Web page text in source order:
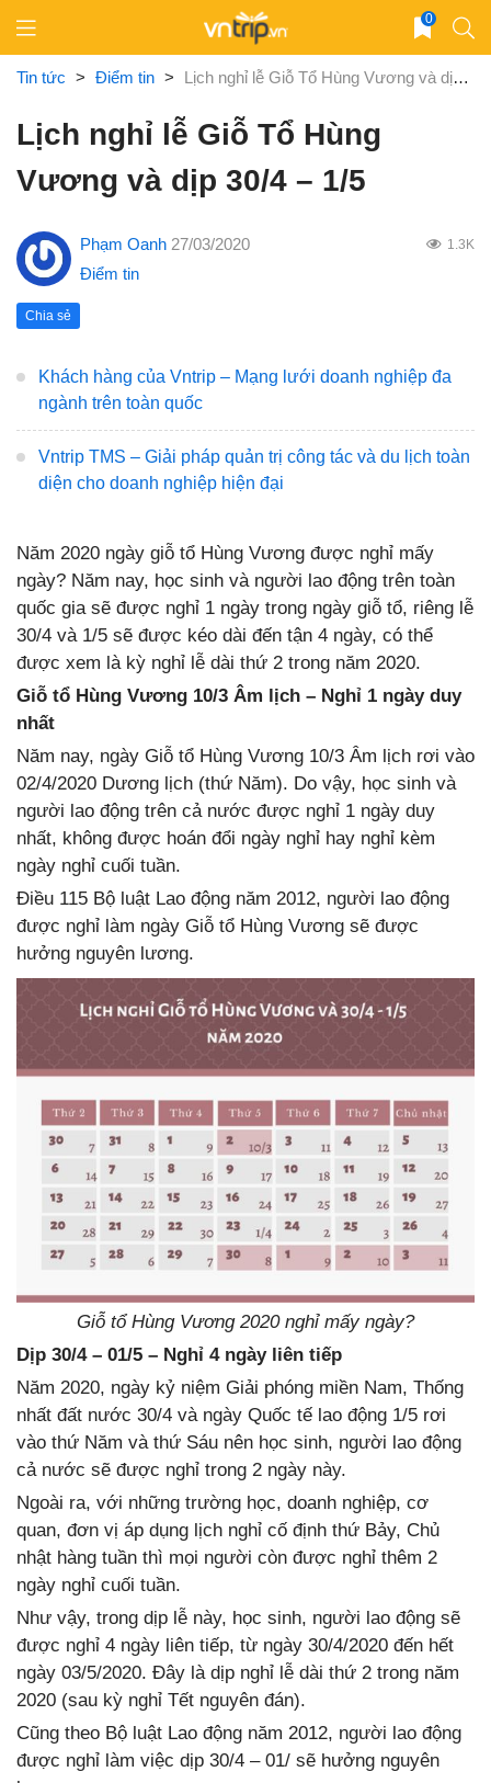
content
0
Tin tức > Điểm tin > Lịch nghỉ lễ Giỗ Tổ Hùng Vương và dịp 30/4 – 1/5
Lịch nghỉ lễ Giỗ Tổ Hùng
Vương và dịp 30/4 – 1/5
Phạm Oanh 27/03/2020 1.3K
Điểm tin
Chia sẻ
Khách hàng của Vntrip – Mạng lưới doanh nghiệp đa
ngành trên toàn quốc
Vntrip TMS – Giải pháp quản trị công tác và du lịch toàn
diện cho doanh nghiệp hiện đại
Năm 2020 ngày giỗ tổ Hùng Vương được nghỉ mấy
ngày? Năm nay, học sinh và người lao động trên toàn
quốc gia sẽ được nghỉ 1 ngày trong ngày giỗ tổ, riêng lễ
30/4 và 1/5 sẽ được kéo dài đến tận 4 ngày, có thể
được xem là kỳ nghỉ lễ dài thứ 2 trong năm 2020.
Giỗ tổ Hùng Vương 10/3 Âm lịch – Nghỉ 1 ngày duy
nhất
Năm nay, ngày Giỗ tổ Hùng Vương 10/3 Âm lịch rơi vào
02/4/2020 Dương lịch (thứ Năm). Do vậy, học sinh và
người lao động trên cả nước được nghỉ 1 ngày duy
nhất, không được hoán đổi ngày nghỉ hay nghỉ kèm
ngày nghỉ cuối tuần.
Điều 115 Bộ luật Lao động năm 2012, người lao động
được nghỉ làm ngày Giỗ tổ Hùng Vương sẽ được
hưởng nguyên lương.
Giỗ tổ Hùng Vương 2020 nghỉ mấy ngày?
Dịp 30/4 – 01/5 – Nghỉ 4 ngày liên tiếp
Năm 2020, ngày kỷ niệm Giải phóng miền Nam, Thống
nhất đất nước 30/4 và ngày Quốc tế lao động 1/5 rơi
vào thứ Năm và thứ Sáu nên học sinh, người lao động
cả nước sẽ được nghỉ trong 2 ngày này.
Ngoài ra, với những trường học, doanh nghiệp, cơ
quan, đơn vị áp dụng lịch nghỉ cố định thứ Bảy, Chủ
nhật hàng tuần thì mọi người còn được nghỉ thêm 2
ngày nghỉ cuối tuần.
Như vậy, trong dịp lễ này, học sinh, người lao động sẽ
được nghỉ 4 ngày liên tiếp, từ ngày 30/4/2020 đến hết
ngày 03/5/2020. Đây là dịp nghỉ lễ dài thứ 2 trong năm
2020 (sau kỳ nghỉ Tết nguyên đán).
Cũng theo Bộ luật Lao động năm 2012, người lao động
được nghỉ làm việc dịp 30/4 – 01/ sẽ hưởng nguyên